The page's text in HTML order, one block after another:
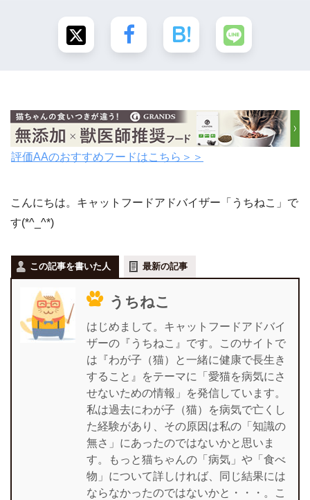
評価AAのおすすめフードはこちら＞＞
こんにちは。キャットフードアドバイザー「うちねこ」で
す(*^_^*)
この記事を書いた人 最新の記事
うちねこ
はじめまして。キャットフードアドバイ
ザーの『うちねこ』です。このサイトで
は『わが子（猫）と一緒に健康で長生き
すること』をテーマに「愛猫を病気にさ
せないための情報」を発信しています。
私は過去にわが子（猫）を病気で亡くし
た経験があり、その原因は私の「知識の
無さ」にあったのではないかと思いま
す。もっと猫ちゃんの「病気」や「食べ
物」について詳しければ、同じ結果には
ならなかったのではないかと・・・。こ